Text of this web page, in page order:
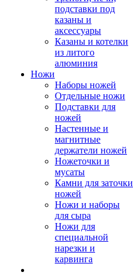
подставки под
казаны и
аксессуары
Казаны и котелки
из литого
алюминия
Ножи
Наборы ножей
Отдельные ножи
Подставки для
ножей
Настенные и
магнитные
держатели ножей
Ножеточки и
мусаты
Камни для заточки
ножей
Ножи и наборы
для сыра
Ножи для
специальной
нарезки и
карвинга